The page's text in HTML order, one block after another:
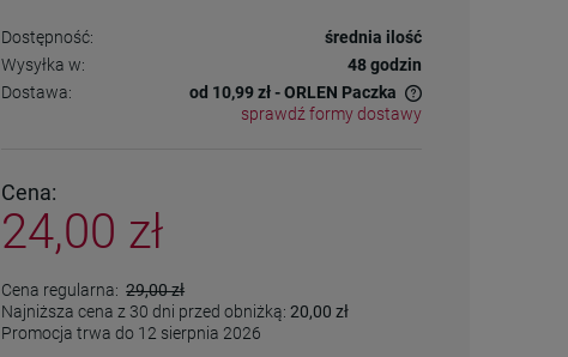
Dostępność:
średnia ilość
Wysyłka w:
48 godzin
Dostawa:
od 10,99 zł- ORLEN Paczka
sprawdź formy dostawy
Cena:
24,00 zł
Cena regularna: 29,00 zł
Najniższa cena z 30 dni przed obniżką:20,00 zł
Promocja trwa do 12 sierpnia 2026